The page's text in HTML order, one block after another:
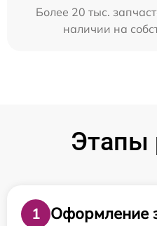
Более 20 тыс.
наличии на
Этапы
1
Оформление